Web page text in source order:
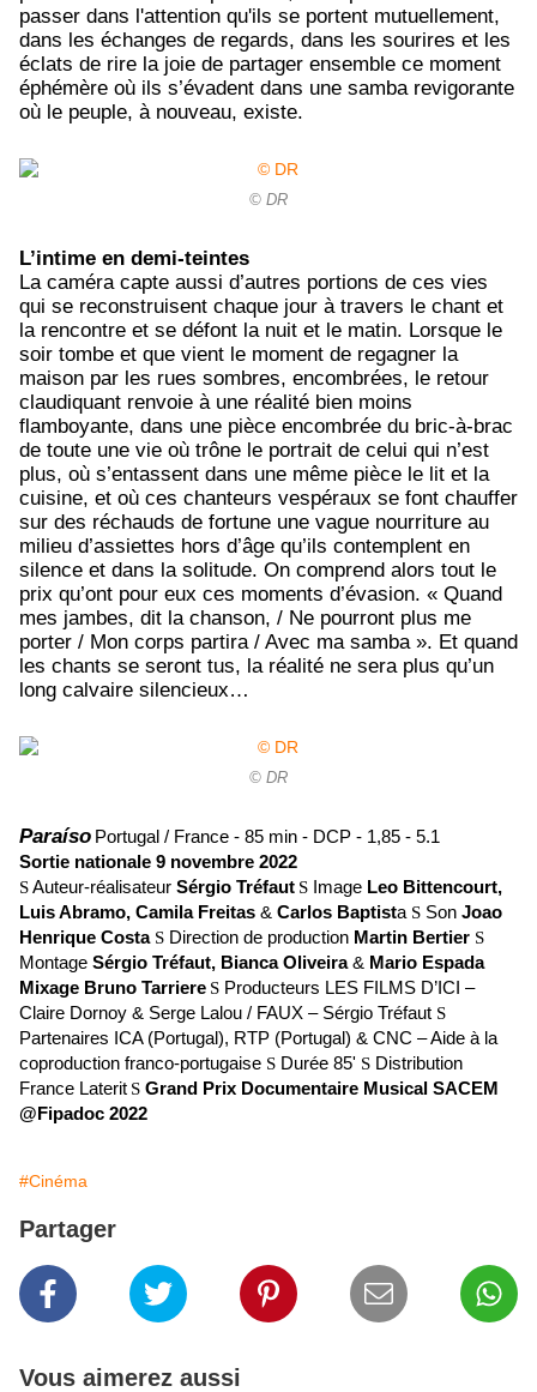
passer dans l'attention qu'ils se portent mutuellement,
dans les échanges de regards, dans les sourires et les
éclats de rire la joie de partager ensemble ce moment
éphémère où ils s’évadent dans une samba revigorante
où le peuple, à nouveau, existe.
© DR
L’intime en demi-teintes
La caméra capte aussi d’autres portions de ces vies
qui se reconstruisent chaque jour à travers le chant et
la rencontre et se défont la nuit et le matin. Lorsque le
soir tombe et que vient le moment de regagner la
maison par les rues sombres, encombrées, le retour
claudiquant renvoie à une réalité bien moins
flamboyante, dans une pièce encombrée du bric-à-brac
de toute une vie où trône le portrait de celui qui n’est
plus, où s’entassent dans une même pièce le lit et la
cuisine, et où ces chanteurs vespéraux se font chauffer
sur des réchauds de fortune une vague nourriture au
milieu d’assiettes hors d’âge qu’ils contemplent en
silence et dans la solitude. On comprend alors tout le
prix qu’ont pour eux ces moments d’évasion. « Quand
mes jambes, dit la chanson, / Ne pourront plus me
porter / Mon corps partira / Avec ma samba ». Et quand
les chants se seront tus, la réalité ne sera plus qu’un
long calvaire silencieux…
© DR
Paraíso Portugal / France ‐ 85 min ‐ DCP ‐ 1,85 ‐ 5.1
Sortie nationale 9 novembre 2022
SAuteur‐réalisateur Sérgio Tréfaut S Image Leo Bittencourt,
Luis Abramo, Camila Freitas & Carlos Baptista S Son Joao
Henrique Costa S Direction de production Martin Bertier S
Montage Sérgio Tréfaut, Bianca Oliveira& Mario Espada
Mixage Bruno Tarriere S Producteurs LES FILMS D’ICI –
Claire Dornoy & Serge Lalou / FAUX – Sérgio Tréfaut S
Partenaires ICA (Portugal), RTP (Portugal) & CNC – Aide à la
coproduction franco‐portugaise S Durée 85' S Distribution
France Laterit S Grand Prix Documentaire Musical SACEM
@Fipadoc 2022
#Cinéma
Partager
Vous aimerez aussi